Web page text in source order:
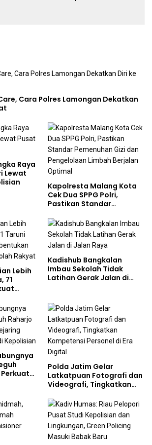
Cara Polres Lamongan Dekatkan
Raya
Lewat
Kapolresta Malang Kota
Cek Dua SPPG Polri,
Pastikan Standar
Pengelolaan Limbah
Berjalan Optimal
Lebih
71
Kadishub Bangkalan
Imbau Sekolah Tidak
Latihan Gerak Jalan di
Perkuat
Polda Jatim Gelar
Latkatpuan Fotografi dan
Videografi, Tingkatkan
Era Digital